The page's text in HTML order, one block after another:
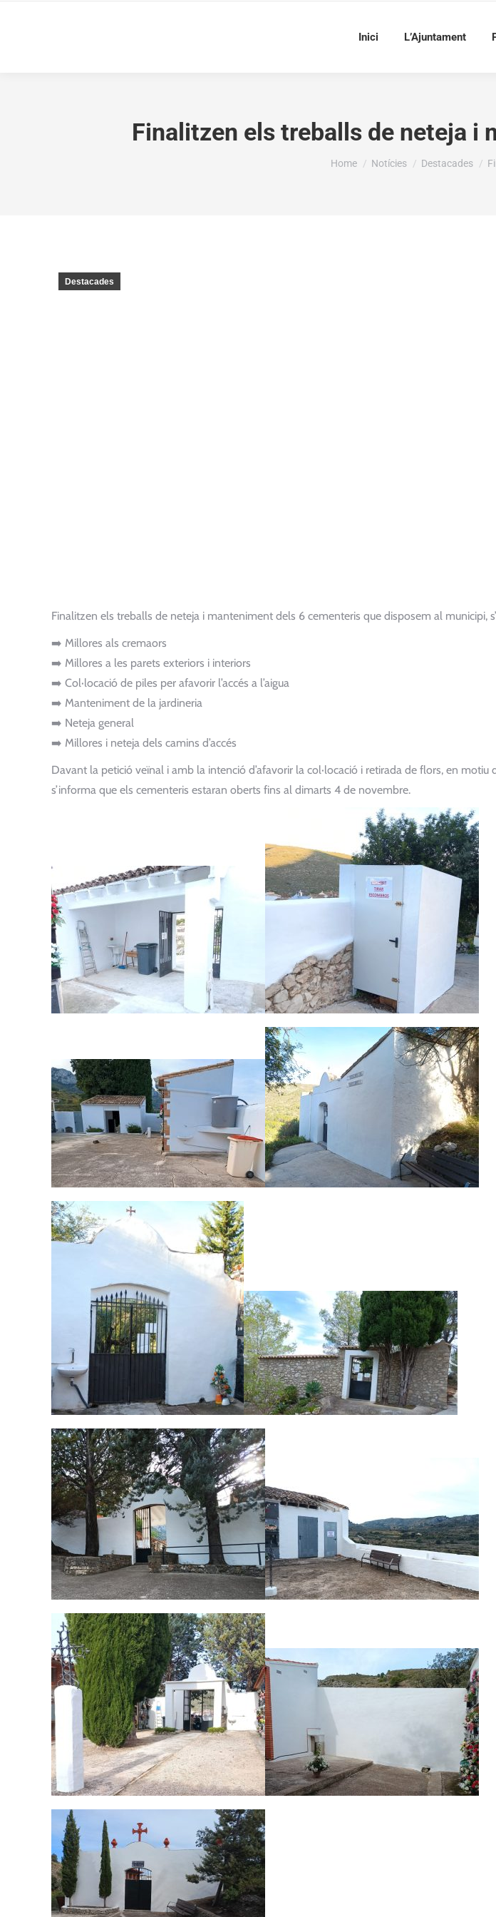
Inici L’Ajuntament
Finalitzen els treballs de neteja i
You are here:
Home Notícies Destacades
Destacades
Finalitzen els treballs de neteja i manteniment dels 6 cementeris que disposem al municipi,
➡️ Millores als cremaors
➡️ Millores a les parets exteriors i interiors
➡️ Col·locació de piles per afavorir l’accés a l’aigua
➡️ Manteniment de la jardineria
➡️ Neteja general
➡️ Millores i neteja dels camins d’accés
Davant la petició veïnal i amb la intenció d’afavorir la col·locació i retirada de flors, en motiu
s’informa que els cementeris estaran oberts fins al dimarts 4 de novembre.